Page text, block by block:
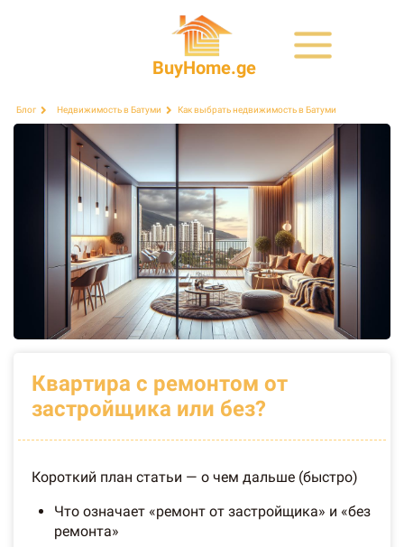
BuyHome.ge
Блог Недвижимость в Батуми Как выбрать недвижимость в Батуми
Квартира с ремонтом от
застройщика или без?
Короткий план статьи — о чем дальше (быстро)
Что означает «ремонт от застройщика» и «без
ремонта»